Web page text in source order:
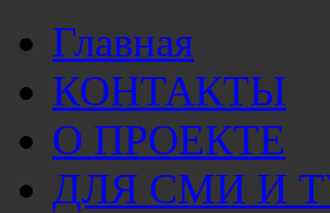
Главная
КОНТАКТЫ
О ПРОЕКТЕ
ДЛЯ СМИ И